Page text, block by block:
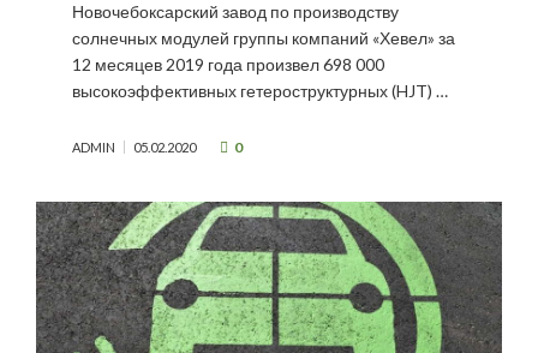
Новочебоксарский завод по производству
солнечных модулей группы компаний «Хевел» за
12 месяцев 2019 года произвел 698 000
высокоэффективных гетероструктурных (HJT) …
ADMIN 05.02.2020 0